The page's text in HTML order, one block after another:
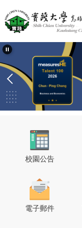
到
主
內
區
校園公告
電子郵件